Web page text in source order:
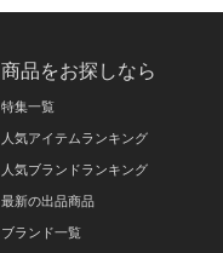
商品をお探しなら
特集一覧
人気アイテムランキング
人気ブランドランキング
最新の出品商品
ブランド一覧